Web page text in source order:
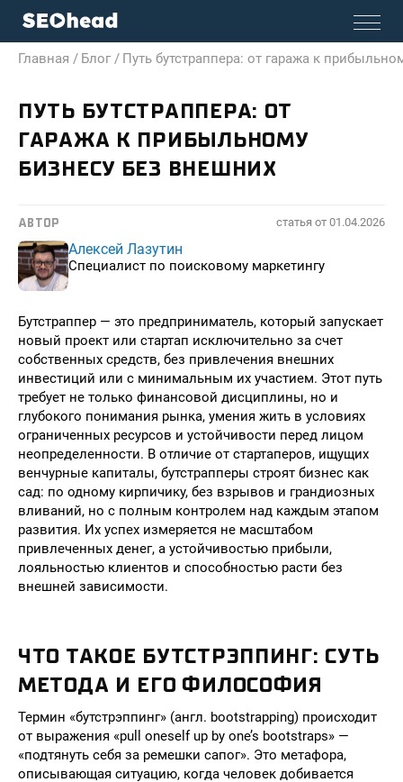
Главная / Блог / Путь бутстраппера: от гаража к
ПУТЬ БУТСТРАППЕРА: ОТ
ГАРАЖА К ПРИБЫЛЬНОМУ
БИЗНЕСУ БЕЗ ВНЕШНИХ
АВТОР статья от 01.04.2026
Алексей Лазутин
Специалист по поисковому маркетингу
Бутстраппер — это предприниматель, который запускает
новый проект или стартап исключительно за счет
собственных средств, без привлечения внешних
инвестиций или с минимальным их участием. Этот путь
требует не только финансовой дисциплины, но и
глубокого понимания рынка, умения жить в условиях
ограниченных ресурсов и устойчивости перед лицом
неопределенности. В отличие от стартаперов, ищущих
венчурные капиталы, бутстрапперы строят бизнес как
сад: по одному кирпичику, без взрывов и грандиозных
вливаний, но с полным контролем над каждым этапом
развития. Их успех измеряется не масштабом
привлеченных денег, а устойчивостью прибыли,
лояльностью клиентов и способностью расти без
внешней зависимости.
ЧТО ТАКОЕ БУТСТРЭППИНГ: СУТЬ
МЕТОДА И ЕГО ФИЛОСОФИЯ
Термин «бутстрэппинг» (англ. bootstrapping) происходит
от выражения «pull oneself up by one’s bootstraps» —
«подтянуть себя за ремешки сапог». Это метафора,
описывающая ситуацию, когда человек добивается